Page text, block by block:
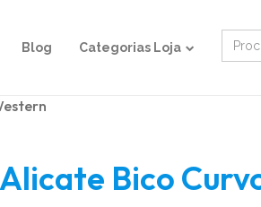
Blog Categorias Loja
for:
Alicate Bico